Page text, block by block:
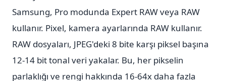
Samsung, Pro modunda Expert RAW veya RAW
kullanır. Pixel, kamera ayarlarında RAW kullanır.
RAW dosyaları, JPEG'deki 8 bite karşı piksel başına
12-14 bit tonal veri yakalar. Bu, her pikselin
parlaklığı ve rengi hakkında 16-64x daha fazla